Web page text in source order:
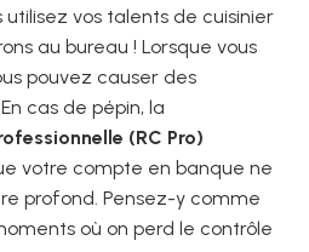
utilisez vos talents de cuisinier
au bureau ! Lorsque vous
pouvez causer des
cas de pépin, la
(RC Pro)
votre compte en banque ne
profond. Pensez-y comme
où on perd le contrôle